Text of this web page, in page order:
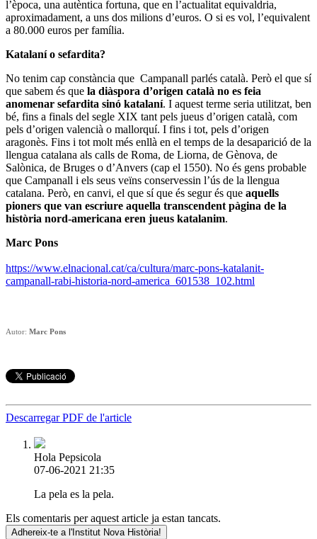
l’època, una autèntica fortuna, que en l’actualitat equivaldria,
aproximadament, a uns dos milions d’euros. O si es vol, l’equivalent
a 80.000 euros per família.
Katalaní o sefardita?
No tenim cap constància que Campanall parlés català. Però el que sí
que sabem és que la diàspora d’origen català no es feia
anomenar sefardita sinó katalaní. I aquest terme seria utilitzat, ben
bé, fins a finals del segle XIX tant pels jueus d’origen català, com
pels d’origen valencià o mallorquí. I fins i tot, pels d’origen
aragonès. Fins i tot molt més enllà en el temps de la desaparició de la
llengua catalana als calls de Roma, de Liorna, de Gènova, de
Salònica, de Bruges o d’Anvers (cap el 1550). No és gens probable
que Campanall i els seus veïns conservessin l’ús de la llengua
catalana. Però, en canvi, el que sí que és segur és que aquells
pioners que van escriure aquella transcendent pàgina de la
història nord-americana eren jueus katalanim.
Marc Pons
https://www.elnacional.cat/ca/cultura/marc-pons-katalanit-
campanall-rabi-historia-nord-america_601538_102.html
Autor: Marc Pons
Descarregar PDF de l'article
Hola Pepsicola
07-06-2021 21:35
La pela es la pela.
Els comentaris per aquest article ja estan tancats.
Adhereix-te a l'Institut Nova Història!